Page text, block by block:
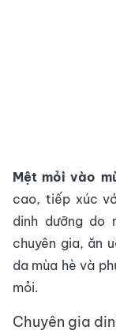
Mệt mỏi vào
cao, tiếp xúc
dinh dưỡng do
chuyên gia, ăn
da mùa hè và
mỏi.
Chuyên gia